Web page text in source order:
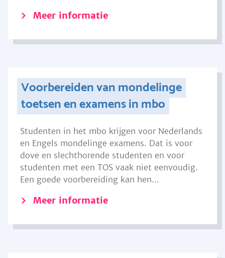
Meer informatie
Voorbereiden van mondelinge
toetsen en examens in mbo
Studenten in het mbo krijgen voor Nederlands
en Engels mondelinge examens. Dat is voor
dove en slechthorende studenten en voor
studenten met een TOS vaak niet eenvoudig.
Een goede voorbereiding kan hen...
Meer informatie